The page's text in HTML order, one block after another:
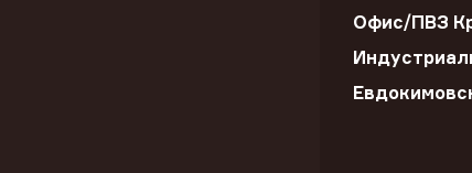
Офис/ПВЗ